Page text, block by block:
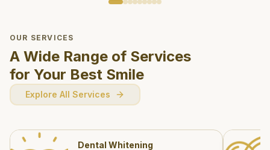
OUR SERVICES
A Wide Range of Services
for Your Best Smile
Explore All Services
Dental Whitening